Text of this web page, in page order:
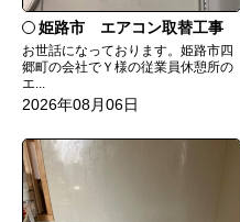
姫路市 エアコン取替工事
お世話になっております。姫路市四
郷町の会社でＹ様の従業員休憩所の
エ...
2026年08月06日